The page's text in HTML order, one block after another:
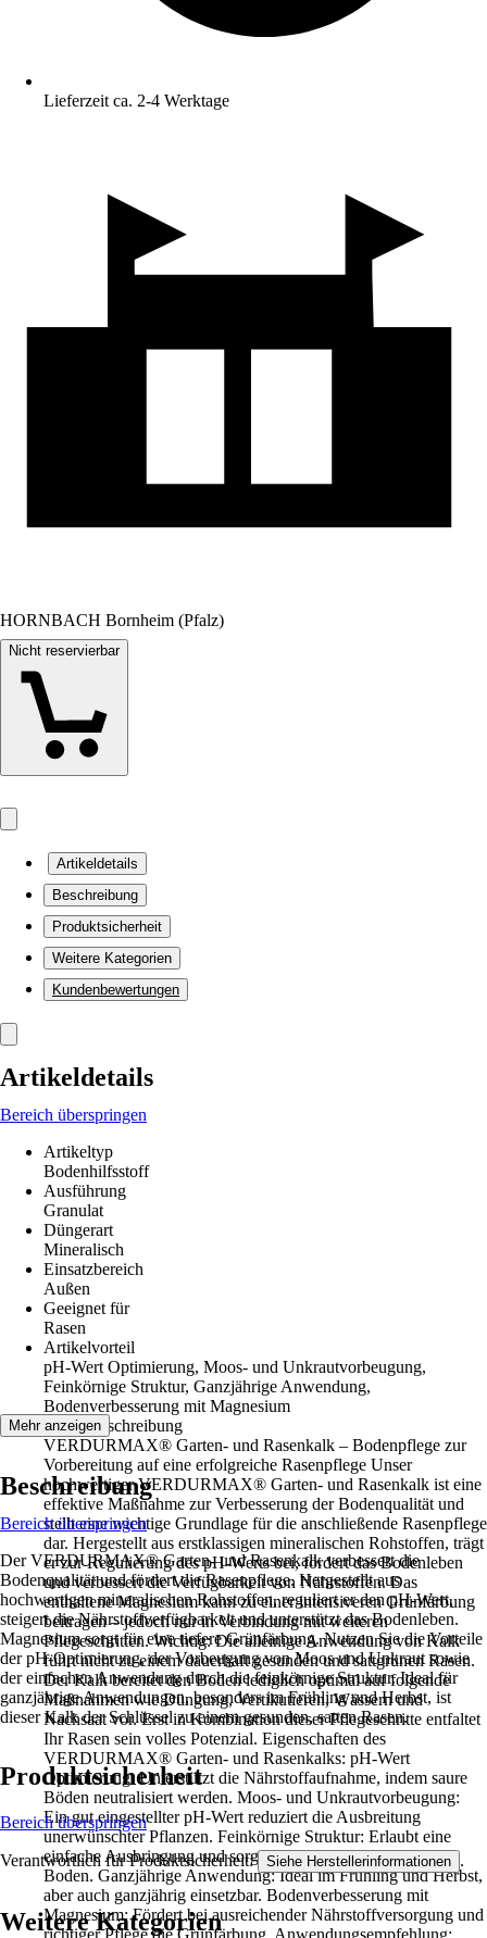
Lieferzeit ca. 2-4 Werktage
HORNBACH Bornheim (Pfalz)
Nicht reservierbar
Artikeldetails
Beschreibung
Produktsicherheit
Weitere Kategorien
Kundenbewertungen
Artikeldetails
Bereich überspringen
Artikeltyp
Bodenhilfsstoff
Ausführung
Granulat
Düngerart
Mineralisch
Einsatzbereich
Außen
Geeignet für
Rasen
Artikelvorteil
pH-Wert Optimierung, Moos- und Unkrautvorbeugung,
Feinkörnige Struktur, Ganzjährige Anwendung,
Bodenverbesserung mit Magnesium
Artikelbeschreibung
VERDURMAX® Garten- und Rasenkalk – Bodenpflege zur
Vorbereitung auf eine erfolgreiche Rasenpflege Unser
hochwertiger VERDURMAX® Garten- und Rasenkalk ist eine
effektive Maßnahme zur Verbesserung der Bodenqualität und
stellt eine wichtige Grundlage für die anschließende Rasenpflege
dar. Hergestellt aus erstklassigen mineralischen Rohstoffen, trägt
er zur Regulierung des pH-Werts bei, fördert das Bodenleben
und verbessert die Verfügbarkeit von Nährstoffen. Das
enthaltene Magnesium kann zu einer intensiveren Grünfärbung
beitragen – jedoch nur in Verbindung mit weiteren
Pflegeschritten. Wichtig: Die alleinige Anwendung von Kalk
führt nicht zu einem dauerhaft gesunden und sattgrünen Rasen.
Der Kalk bereitet den Boden lediglich optimal auf folgende
Maßnahmen wie Düngung, Vertikutieren, Wässern und
Nachsaat vor. Erst in Kombination dieser Pflegeschritte entfaltet
Ihr Rasen sein volles Potenzial. Eigenschaften des
VERDURMAX® Garten- und Rasenkalks: pH-Wert
Optimierung: Unterstützt die Nährstoffaufnahme, indem saure
Böden neutralisiert werden. Moos- und Unkrautvorbeugung:
Ein gut eingestellter pH-Wert reduziert die Ausbreitung
unerwünschter Pflanzen. Feinkörnige Struktur: Erlaubt eine
einfache Ausbringung und sorgt für schnelle Reaktion im
Boden. Ganzjährige Anwendung: Ideal im Frühling und Herbst,
aber auch ganzjährig einsetzbar. Bodenverbesserung mit
Magnesium: Fördert bei ausreichender Nährstoffversorgung und
richtiger Pflege die Grünfärbung. Anwendungsempfehlung:
Mehr anzeigen
Beschreibung
Bereich überspringen
Der VERDURMAX® Garten- und Rasenkalk verbessert die
Bodenqualität und fördert die Rasenpflege. Hergestellt aus
hochwertigen mineralischen Rohstoffen, reguliert er den pH-Wert,
steigert die Nährstoffverfügbarkeit und unterstützt das Bodenleben.
Magnesium sorgt für eine tiefere Grünfärbung. Nutzen Sie die Vorteile
der pH-Optimierung, der Vorbeugung von Moos und Unkraut sowie
der einfachen Anwendung durch die feinkörnige Struktur. Ideal für
ganzjährige Anwendungen, besonders im Frühling und Herbst, ist
dieser Kalk der Schlüssel zu einem gesunden, satten Rasen.
Produktsicherheit
Bereich überspringen
Verantwortlich für Produktsicherheit: Siehe Herstellerinformationen .
Weitere Kategorien